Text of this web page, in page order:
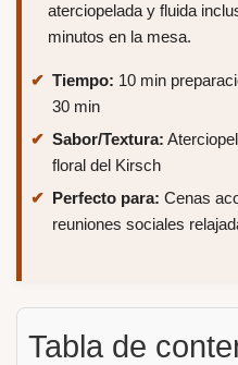
aterciopelada y fluida
minutos en la mesa.
Tiempo: 10 min
30 min
Sabor/Textura:
floral del Kirsch
Perfecto para: Cenas
reuniones sociales
Tabla de